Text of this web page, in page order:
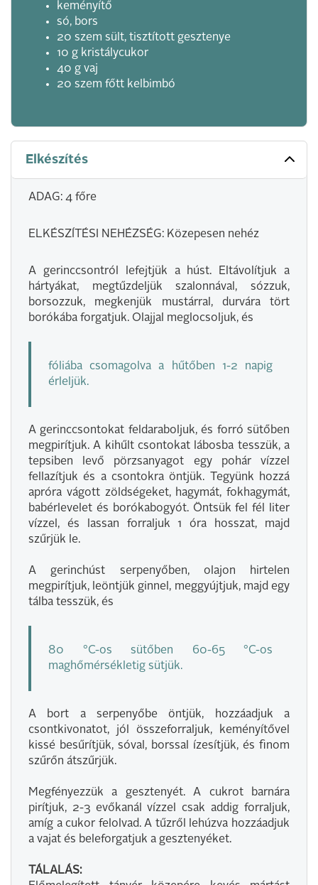
keményítő
só, bors
20 szem sült, tisztított gesztenye
10 g kristálycukor
40 g vaj
20 szem főtt kelbimbó
Elkészítés
ADAG: 4 főre
ELKÉSZÍTÉSI NEHÉZSÉG: Közepesen nehéz
A gerinccsontról lefejtjük a húst. Eltávolítjuk a
hártyákat, megtűzdeljük szalonnával, sózzuk,
borsozzuk, megkenjük mustárral, durvára tört
borókába forgatjuk. Olajjal meglocsoljuk, és
fóliába csomagolva a hűtőben 1-2 napig
érleljük.
A gerinccsontokat feldaraboljuk, és forró sütőben
megpirítjuk. A kihűlt csontokat lábosba tesszük, a
tepsiben levő pörzsanyagot egy pohár vízzel
fellazítjuk és a csontokra öntjük. Tegyünk hozzá
apróra vágott zöldségeket, hagymát, fokhagymát,
babérlevelet és borókabogyót. Öntsük fel fél liter
vízzel, és lassan forraljuk 1 óra hosszat, majd
szűrjük le.
A gerinchúst serpenyőben, olajon hirtelen
megpirítjuk, leöntjük ginnel, meggyújtjuk, majd egy
tálba tesszük, és
80 °C-os sütőben 60-65 °C-os
maghőmérsékletig sütjük.
A bort a serpenyőbe öntjük, hozzáadjuk a
csontkivonatot, jól összeforraljuk, keményítővel
kissé besűrítjük, sóval, borssal ízesítjük, és finom
szűrőn átszűrjük.
Megfényezzük a gesztenyét. A cukrot barnára
pirítjuk, 2-3 evőkanál vízzel csak addig forraljuk,
amíg a cukor felolvad. A tűzről lehúzva hozzáadjuk
a vajat és beleforgatjuk a gesztenyéket.
TÁLALÁS: